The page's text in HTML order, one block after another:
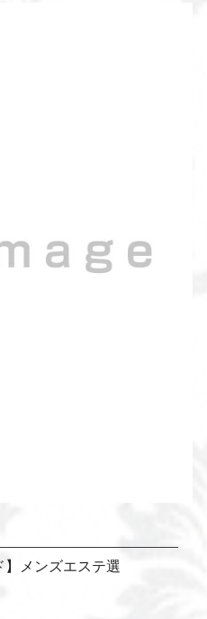
】メンズエステ選